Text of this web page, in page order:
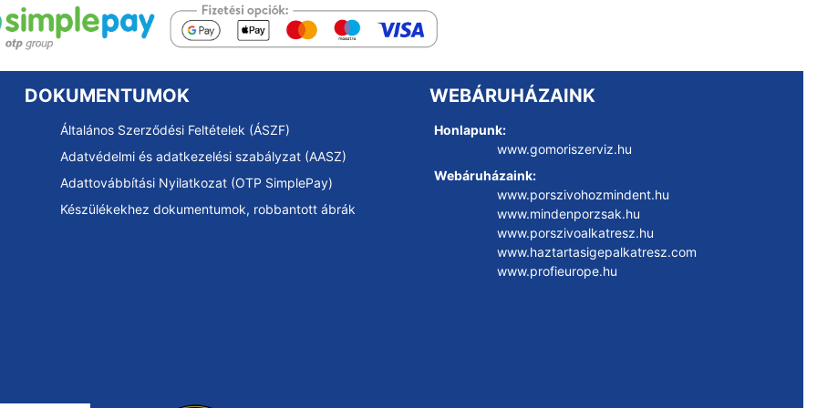
DOKUMENTUMOK
Általános Szerződési Feltételek (ÁSZF)
Adatvédelmi és adatkezelési szabályzat (AASZ)
Adattovábbítási Nyilatkozat (OTP SimplePay)
Készülékekhez dokumentumok, robbantott ábrák
WEBÁRUHÁZAINK
Honlapunk:
www.gomoriszerviz.hu
Webáruházaink:
www.porszivohozmindent.hu
www.mindenporzsak.hu
www.porszivoalkatresz.hu
www.haztartasigepalkatresz.com
www.profieurope.hu